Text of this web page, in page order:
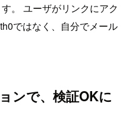
。 ユーザがリンクにアク
ではなく、自分でメール
ンで、検証OKに